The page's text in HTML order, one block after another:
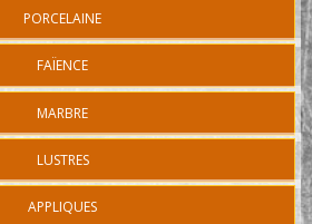
PORCELAINE
FAÏENCE
MARBRE
LUSTRES
APPLIQUES